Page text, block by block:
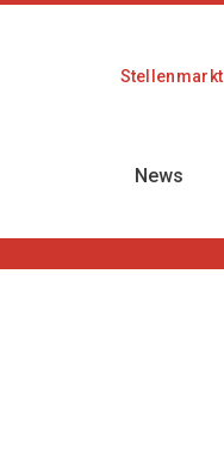
Stellenmarkt
News